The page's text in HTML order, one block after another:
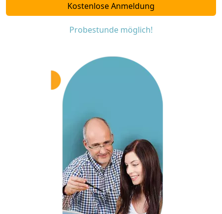
Kostenlose Anmeldung
Probestunde möglich!